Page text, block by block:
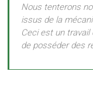
Nous tenterons
issus de la
Ceci est un
de posséder des